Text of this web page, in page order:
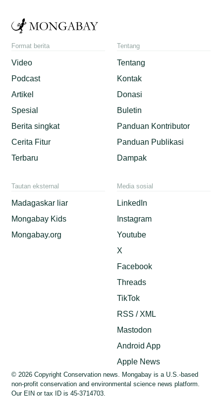
Format berita
Video
Podcast
Artikel
Spesial
Berita singkat
Cerita Fitur
Terbaru
Tentang
Tentang
Kontak
Donasi
Buletin
Panduan Kontributor
Panduan Publikasi
Dampak
Tautan eksternal
Madagaskar liar
Mongabay Kids
Mongabay.org
Media sosial
LinkedIn
Instagram
Youtube
X
Facebook
Threads
TikTok
RSS / XML
Mastodon
Android App
Apple News
© 2026 Copyright Conservation news. Mongabay is a U.S.-based
non-profit conservation and environmental science news platform.
Our EIN or tax ID is 45-3714703.